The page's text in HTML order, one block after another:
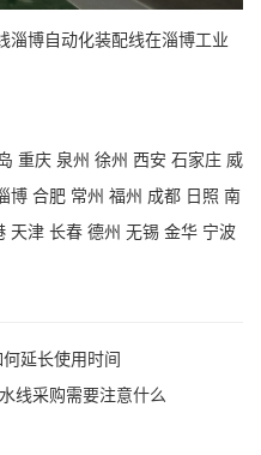
淄博自动化装配线在淄博工业
重庆 泉州 徐州 西安 石家庄 威
博 合肥 常州 福州 成都 日照 南
天津 长春 德州 无锡 金华 宁波
延长使用时间
线采购需要注意什么